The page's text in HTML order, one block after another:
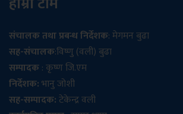
संचालक तथा प्रबन्ध निर्देशक: मेगमन बुढा
सह-संचालक:विष्णु (वली) बुढा
सम्पादक: कृष्ण जि.एम
निर्देशक:भानु जोशी
सह-सम्पादक:टेकेन्द्र वली